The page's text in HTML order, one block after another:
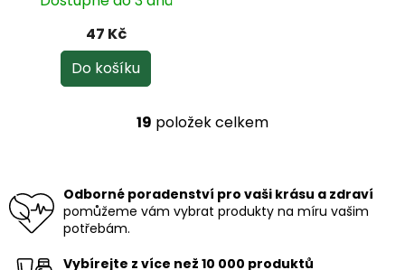
47 Kč
Do košíku
O
d
a
19 položek celkem
Odborné poradenství pro vaši krásu a zdraví
pomůžeme vám vybrat produkty na míru vašim
potřebám.
Vybírejte z více než 10 000 produktů